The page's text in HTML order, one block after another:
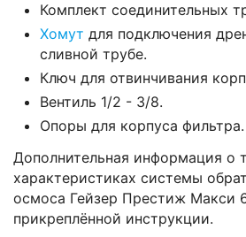
Комплект соединительных
Хомут для подключения
сливной трубе.
Ключ для отвинчивания
Вентиль 1/2 - 3/8.
Опоры для корпуса фильтра.
Дополнительная информация о
характеристиках системы
осмоса Гейзер Престиж Макси
прикреплённой инструкции.